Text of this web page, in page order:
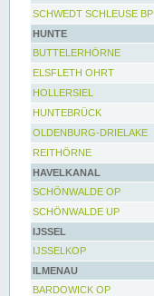
SCHWEDT SCHLEUSE BP
HUNTE
BUTTELERHÖRNE
ELSFLETH OHRT
HOLLERSIEL
HUNTEBRÜCK
OLDENBURG-DRIELAKE
REITHÖRNE
HAVELKANAL
SCHÖNWALDE OP
SCHÖNWALDE UP
IJSSEL
IJSSELKOP
ILMENAU
BARDOWICK OP